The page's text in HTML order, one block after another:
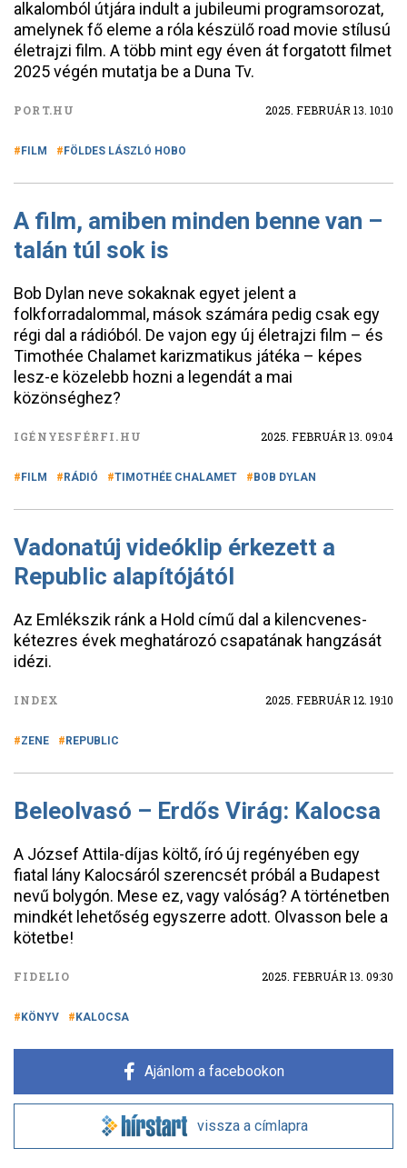
alkalomból útjára indult a jubileumi programsorozat,
amelynek fő eleme a róla készülő road movie stílusú
életrajzi film. A több mint egy éven át forgatott filmet
2025 végén mutatja be a Duna Tv.
PORT.HU 2025. FEBRUÁR 13. 10:10
FILM FÖLDES LÁSZLÓ HOBO
A film, amiben minden benne van –
talán túl sok is
Bob Dylan neve sokaknak egyet jelent a
folkforradalommal, mások számára pedig csak egy
régi dal a rádióból. De vajon egy új életrajzi film – és
Timothée Chalamet karizmatikus játéka – képes
lesz-e közelebb hozni a legendát a mai
közönséghez?
IGÉNYESFÉRFI.HU 2025. FEBRUÁR 13. 09:04
FILM RÁDIÓ TIMOTHÉE CHALAMET BOB DYLAN
Vadonatúj videóklip érkezett a
Republic alapítójától
Az Emlékszik ránk a Hold című dal a kilencvenes-
kétezres évek meghatározó csapatának hangzását
idézi.
INDEX 2025. FEBRUÁR 12. 19:10
ZENE REPUBLIC
Beleolvasó – Erdős Virág: Kalocsa
A József Attila-díjas költő, író új regényében egy
fiatal lány Kalocsáról szerencsét próbál a Budapest
nevű bolygón. Mese ez, vagy valóság? A történetben
mindkét lehetőség egyszerre adott. Olvasson bele a
kötetbe!
FIDELIO 2025. FEBRUÁR 13. 09:30
KÖNYV KALOCSA
Ajánlom a facebookon
vissza a címlapra